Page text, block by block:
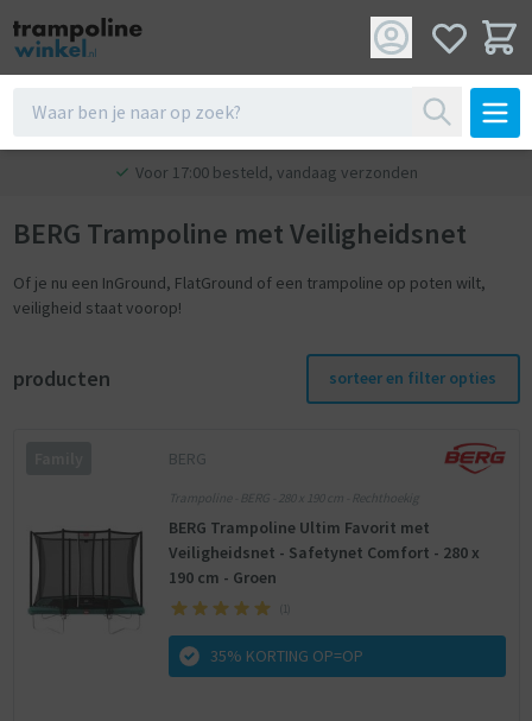
Voor 17:00 besteld, vandaag verzonden
BERG Trampoline met Veiligheidsnet
Of je nu een InGround, FlatGround of een trampoline op poten wilt,
veiligheid staat voorop!
producten sorteer en filter opties
BERG
Trampoline - BERG - 280 x 190 cm - Rechthoekig
BERG Trampoline Ultim Favorit met
Veiligheidsnet - Safetynet Comfort - 280 x
190 cm - Groen
1
35% KORTING OP=OP